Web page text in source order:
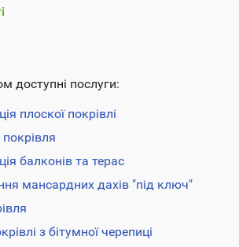
доступні послуги:
плоскої покрівлі
балконів та терас
мансардних дахів "під ключ"
з бітумної черепиці